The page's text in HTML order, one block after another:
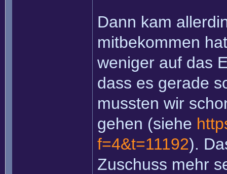
Dann kam
mitbekommen
weniger auf das
dass es gerade
mussten wir
gehen (siehe
f=4&t=11192).
Zuschuss mehr